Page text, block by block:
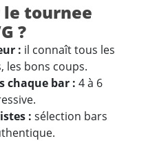
tournee
?
: il connaît tous les
les bons coups.
chaque bar : 4 à 6
: sélection bars